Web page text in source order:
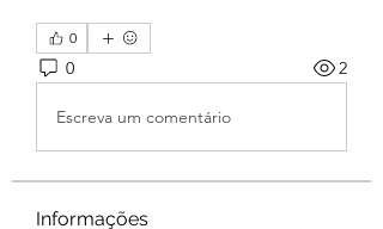
0
0 2
Escreva um comentário
Informações